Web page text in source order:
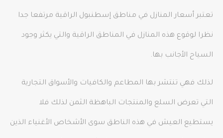
تعتبر أسعار المنازل في مناطق إسطنبول الراقية مرتفعا جدا
نظرا لوقوع هذه المنازل في المناطق الراقية والتي يكثر وجود
السياح الأجانب بها.
لذلك فهي تنتشر بها المطاعم والكافيات والأسواق التجارية
التي تعرض السلع والمنتجات الباهظة الثمن لذلك فلا
يستطيع العيش في هذه الناطق سوى الأشخاص الأغنياء الذين